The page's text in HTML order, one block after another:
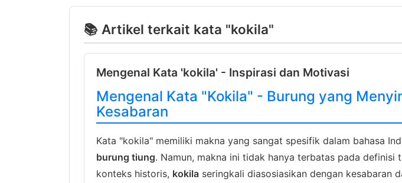
📚 Artikel terkait kata "kokila"
Mengenal Kata 'kokila' - Inspirasi dan Motivasi
Mengenal Kata "Kokila" - Burung yang
Kesabaran
Kata "kokila" memiliki makna yang sangat spesifik dalam bahasa
burung tiung. Namun, makna ini tidak hanya terbatas pada definisi
konteks historis, kokila seringkali diasosiasikan dengan kesabaran